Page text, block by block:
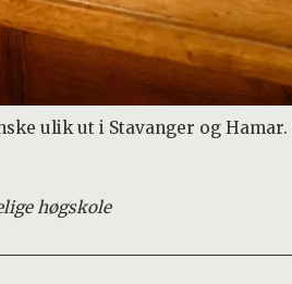
ulik ut i Stavanger og Hamar.
høgskole